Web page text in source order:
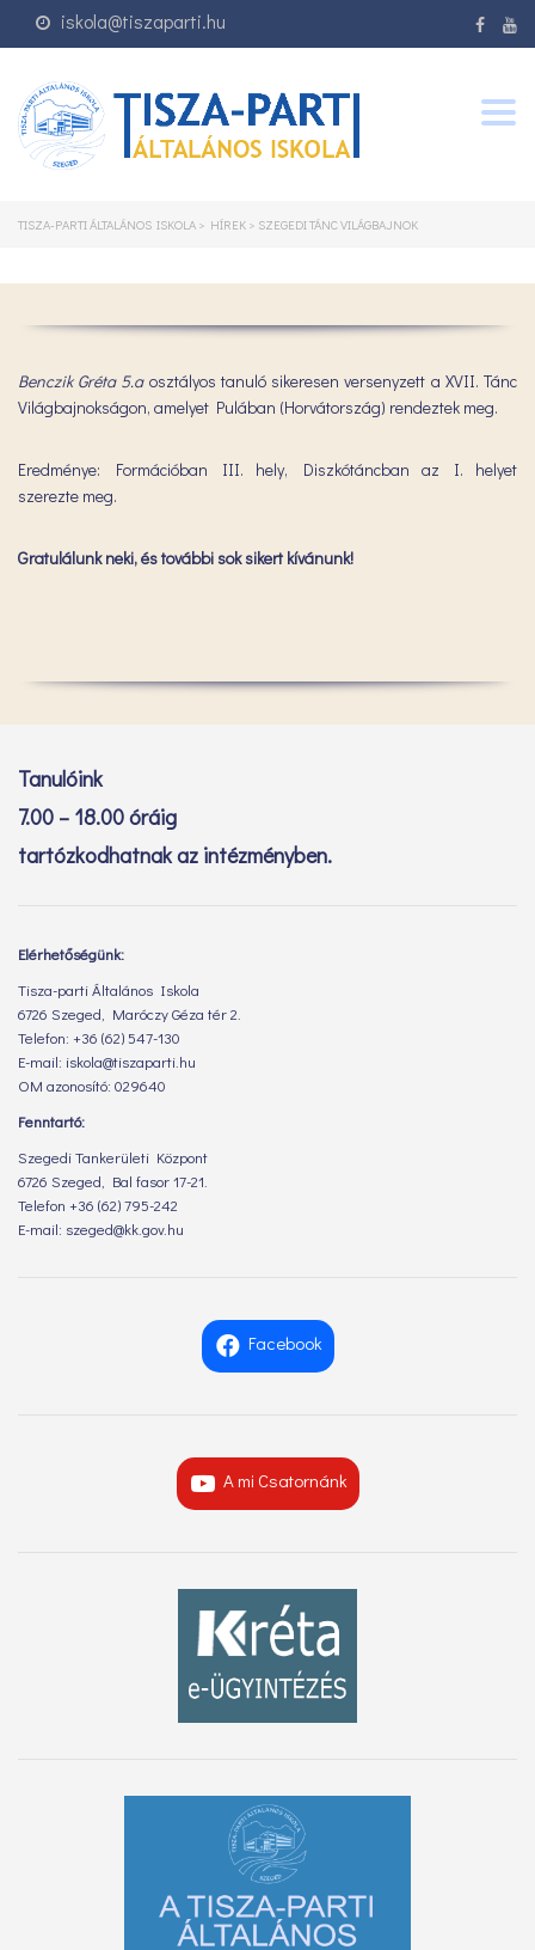
iskola@tiszaparti.hu
TISZA-PARTI ÁLTALÁNOS ISKOLA > HÍREK > SZEGEDI TÁNC VILÁGBAJNOK
Benczik Gréta 5.aosztályos tanuló sikeresen versenyzett a XVII. Tánc
Világbajnokságon, amelyet Pulában (Horvátország) rendeztek meg.
Eredménye: Formációban III. hely, Diszkótáncban az I. helyet
szerezte meg.
Gratulálunk neki, és további sok sikert kívánunk!
Tanulóink
7.00 – 18.00 óráig
tartózkodhatnak az intézményben.
Elérhetőségünk:
Tisza-parti Általános Iskola
6726 Szeged, Maróczy Géza tér 2.
Telefon: +36 (62) 547-130
E-mail: iskola@tiszaparti.hu
OM azonosító: 029640
Fenntartó:
Szegedi Tankerületi Központ
6726 Szeged, Bal fasor 17-21.
Telefon +36 (62) 795-242
E-mail: szeged@kk.gov.hu
Facebook
A mi Csatornánk